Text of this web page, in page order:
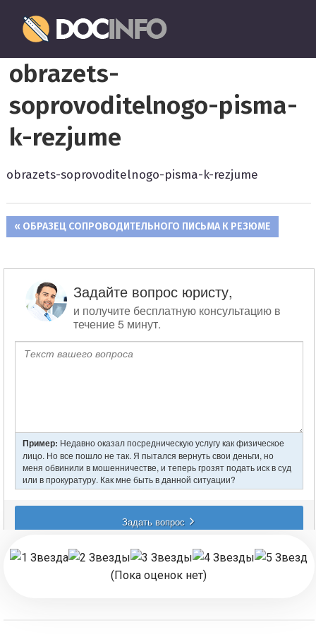
перейти
к
содержимому
оформление
и
заполнение
документов
obrazets-
soprovoditelnogo-pisma-
k-rezjume
obrazets-soprovoditelnogo-pisma-k-rezjume
Навигация
по
записям
ПРЕДЫДУЩАЯ
ОБРАЗЕЦ СОПРОВОДИТЕЛЬНОГО ПИСЬМА К РЕЗЮМЕ
(Пока оценок нет)